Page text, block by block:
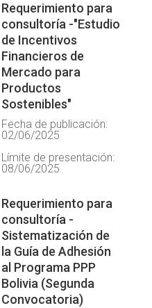
Requerimiento para
consultoría -"Estudio
de Incentivos
Financieros de
Mercado para
Productos
Sostenibles"
Fecha de publicación:
02/06/2025
Límite de presentación:
08/06/2025
Requerimiento para
consultoría -
Sistematización de
la Guía de Adhesión
al Programa PPP
Bolivia (Segunda
Convocatoria)